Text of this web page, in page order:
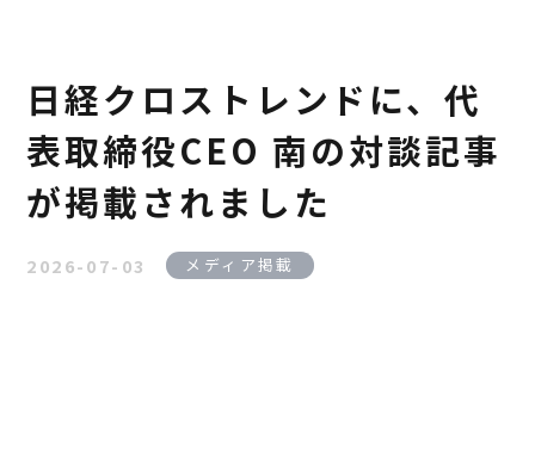
日経クロストレンドに、代
表取締役CEO 南の対談記事
が掲載されました
2026-07-03 メディア掲載